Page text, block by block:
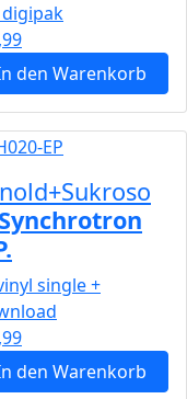
digipak
den Warenkorb
Synchrotron
single +
den Warenkorb